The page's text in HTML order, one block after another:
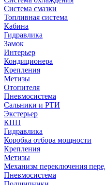
Система смазки
Топливная система
Кабина
Гидравлика
Замок
Интерьер
Кондиционера
Крепления
Метизы
Отопителя
Пневмосистема
Сальники и РТИ
Экстерьер
КПП
Гидравлика
Коробка отбора мощности
Крепления
Метизы
Механизм переключения
Пневмосистема